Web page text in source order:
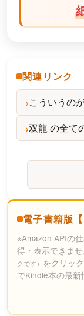
関連リンク
こういうの
双龍 の全て
電子書籍版【
※Amazon APIの
得・表示できま
クです） をクリッ
でKindle本の最新